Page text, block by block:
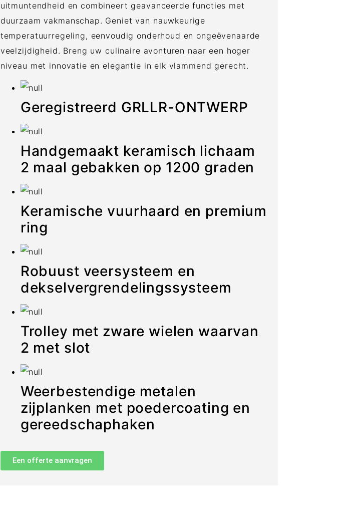
uitmuntendheid en combineert geavanceerde functies met
duurzaam vakmanschap. Geniet van nauwkeurige
temperatuurregeling, eenvoudig onderhoud en ongeëvenaarde
veelzijdigheid. Breng uw culinaire avonturen naar een hoger
niveau met innovatie en elegantie in elk vlammend gerecht.
Geregistreerd GRLLR-ONTWERP
Handgemaakt keramisch lichaam
2 maal gebakken op 1200 graden
Keramische vuurhaard en premium
ring
Robuust veersysteem en
dekselvergrendelingssysteem
Trolley met zware wielen waarvan
2 met slot
Weerbestendige metalen
zijplanken met poedercoating en
gereedschaphaken
Een offerte aanvragen